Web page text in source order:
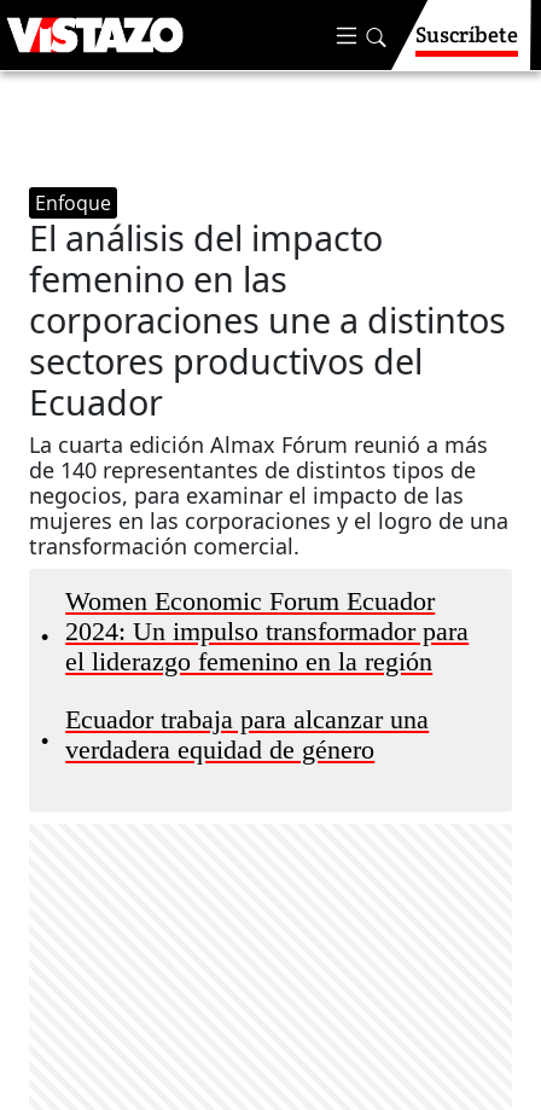
Suscríbete
Enfoque
El análisis del impacto
femenino en las
corporaciones une a distintos
sectores productivos del
Ecuador
La cuarta edición Almax Fórum reunió a más
de 140 representantes de distintos tipos de
negocios, para examinar el impacto de las
mujeres en las corporaciones y el logro de una
transformación comercial.
•
Women Economic Forum Ecuador
2024: Un impulso transformador para
el liderazgo femenino en la región
•
Ecuador trabaja para alcanzar una
verdadera equidad de género